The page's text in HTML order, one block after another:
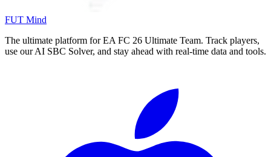
FUT Mind
The ultimate platform for EA FC 26 Ultimate Team. Track players,
use our AI SBC Solver, and stay ahead with real-time data and tools.